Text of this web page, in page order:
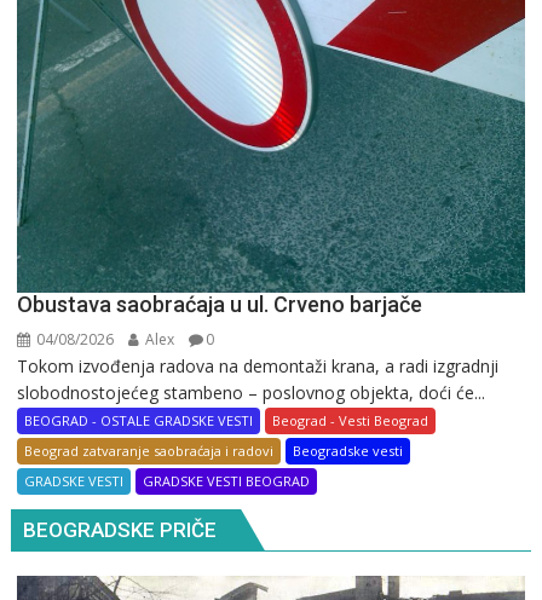
Obustava saobraćaja u ul. Crveno barjače
04/08/2026 Alex 0
Tokom izvođenja radova na demontaži krana, a radi izgradnji
slobodnostojećeg stambeno – poslovnog objekta, doći će...
BEOGRAD - OSTALE GRADSKE VESTI
Beograd - Vesti Beograd
Beograd zatvaranje saobraćaja i radovi
Beogradske vesti
GRADSKE VESTI
GRADSKE VESTI BEOGRAD
BEOGRADSKE PRIČE